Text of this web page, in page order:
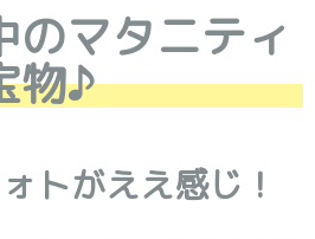
のマタニティ
物♪
トがええ感じ！